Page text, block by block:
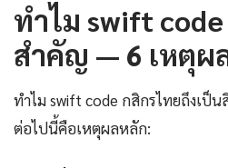
ทำไม swift
สำคัญ — 6 เหตุ
ทำไม swift code กสิกรไทยถึงเป็
ต่อไปนี้คือเหตุผลหลัก: